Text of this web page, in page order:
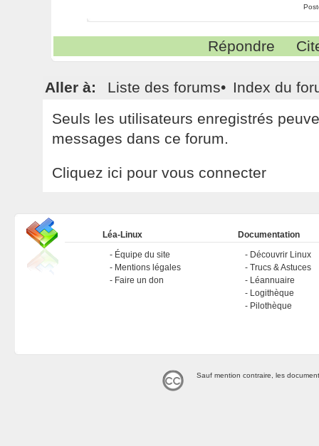
Répondre
Aller à: Liste des forums• Index du
Seuls les utilisateurs enregistrés
messages dans ce forum.
Cliquez ici pour vous connecter
Léa-Linux
Équipe du site
Mentions légales
Faire un don
Documentation
Découvrir Linux
Trucs & Astuces
Léannuaire
Logithèque
Pilothèque
Sauf mention contraire, les